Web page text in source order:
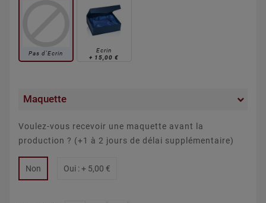
Pas d'Ecrin
Ecrin
+ 15,00 €
Maquette
Voulez-vous recevoir une maquette avant la
production ? (+1 à 2 jours de délai supplémentaire)
Non Oui : + 5,00 €